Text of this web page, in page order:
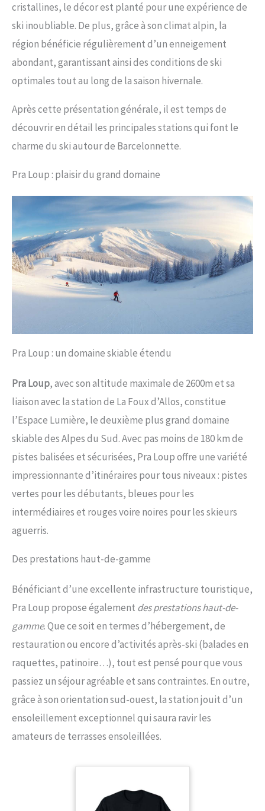
cristallines, le décor est planté pour une expérience de
ski inoubliable. De plus, grâce à son climat alpin, la
région bénéficie régulièrement d’un enneigement
abondant, garantissant ainsi des conditions de ski
optimales tout au long de la saison hivernale.
Après cette présentation générale, il est temps de
découvrir en détail les principales stations qui font le
charme du ski autour de Barcelonnette.
Pra Loup : plaisir du grand domaine
Pra Loup : un domaine skiable étendu
Pra Loup, avec son altitude maximale de 2600m et sa
liaison avec la station de La Foux d’Allos, constitue
l’Espace Lumière, le deuxième plus grand domaine
skiable des Alpes du Sud. Avec pas moins de 180 km de
pistes balisées et sécurisées, Pra Loup offre une variété
impressionnante d’itinéraires pour tous niveaux : pistes
vertes pour les débutants, bleues pour les
intermédiaires et rouges voire noires pour les skieurs
aguerris.
Des prestations haut-de-gamme
Bénéficiant d’une excellente infrastructure touristique,
Pra Loup propose également des prestations haut-de-
gamme. Que ce soit en termes d’hébergement, de
restauration ou encore d’activités après-ski (balades en
raquettes, patinoire…), tout est pensé pour que vous
passiez un séjour agréable et sans contraintes. En outre,
grâce à son orientation sud-ouest, la station jouit d’un
ensoleillement exceptionnel qui saura ravir les
amateurs de terrasses ensoleillées.